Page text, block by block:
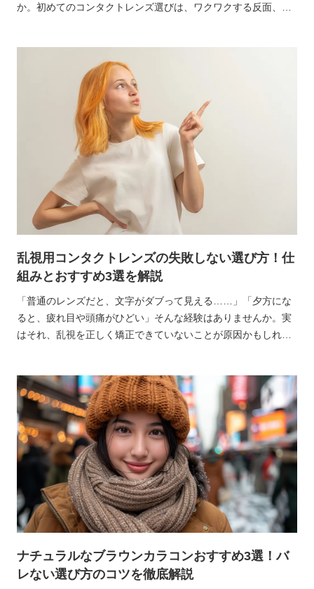
か。初めてのコンタクトレンズ選びは、ワクワクする反面、不
乱視用コンタクトレンズの失敗しない選び方！仕
組みとおすすめ3選を解説
「普通のレンズだと、文字がダブって見える……」「夕方にな
ると、疲れ目や頭痛がひどい」そんな経験はありませんか。実
はそれ、乱視を正しく矯正できていないことが原因かもしれま
ナチュラルなブラウンカラコンおすすめ3選！バ
レない選び方のコツを徹底解説